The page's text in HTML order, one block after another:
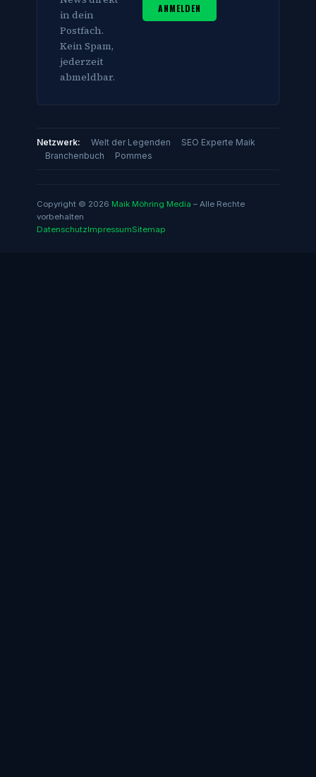
in dein
Postfach.
Kein Spam,
jederzeit
abmeldbar.
ANMELDEN
Netzwerk: Welt der Legenden
SEO Experte Maik
Branchenbuch
Pommes
Copyright © 2026 Maik Möhring Media – Alle Rechte
vorbehalten
DatenschutzImpressumSitemap